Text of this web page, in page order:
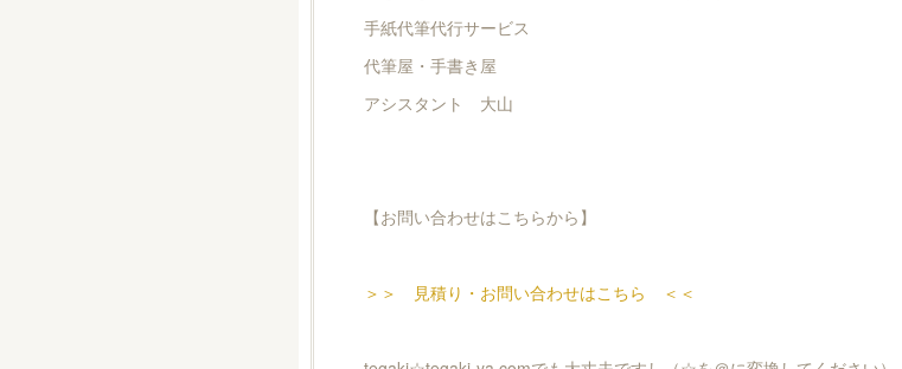
手紙代筆代行サービス
代筆屋・手書き屋
アシスタント 大山
【お問い合わせはこちらから】
＞＞ 見積り・お問い合わせはこちら ＜＜